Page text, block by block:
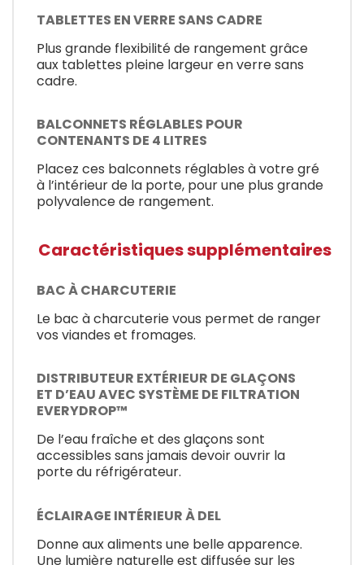
TABLETTES EN VERRE SANS CADRE
Plus grande flexibilité de rangement grâce
aux tablettes pleine largeur en verre sans
cadre.
BALCONNETS RÉGLABLES POUR
CONTENANTS DE 4 LITRES
Placez ces balconnets réglables à votre gré
à l’intérieur de la porte, pour une plus grande
polyvalence de rangement.
Caractéristiques supplémentaires
BAC À CHARCUTERIE
Le bac à charcuterie vous permet de ranger
vos viandes et fromages.
DISTRIBUTEUR EXTÉRIEUR DE GLAÇONS
ET D’EAU AVEC SYSTÈME DE FILTRATION
EVERYDROP™
De l’eau fraîche et des glaçons sont
accessibles sans jamais devoir ouvrir la
porte du réfrigérateur.
ÉCLAIRAGE INTÉRIEUR À DEL
Donne aux aliments une belle apparence.
Une lumière naturelle est diffusée sur les